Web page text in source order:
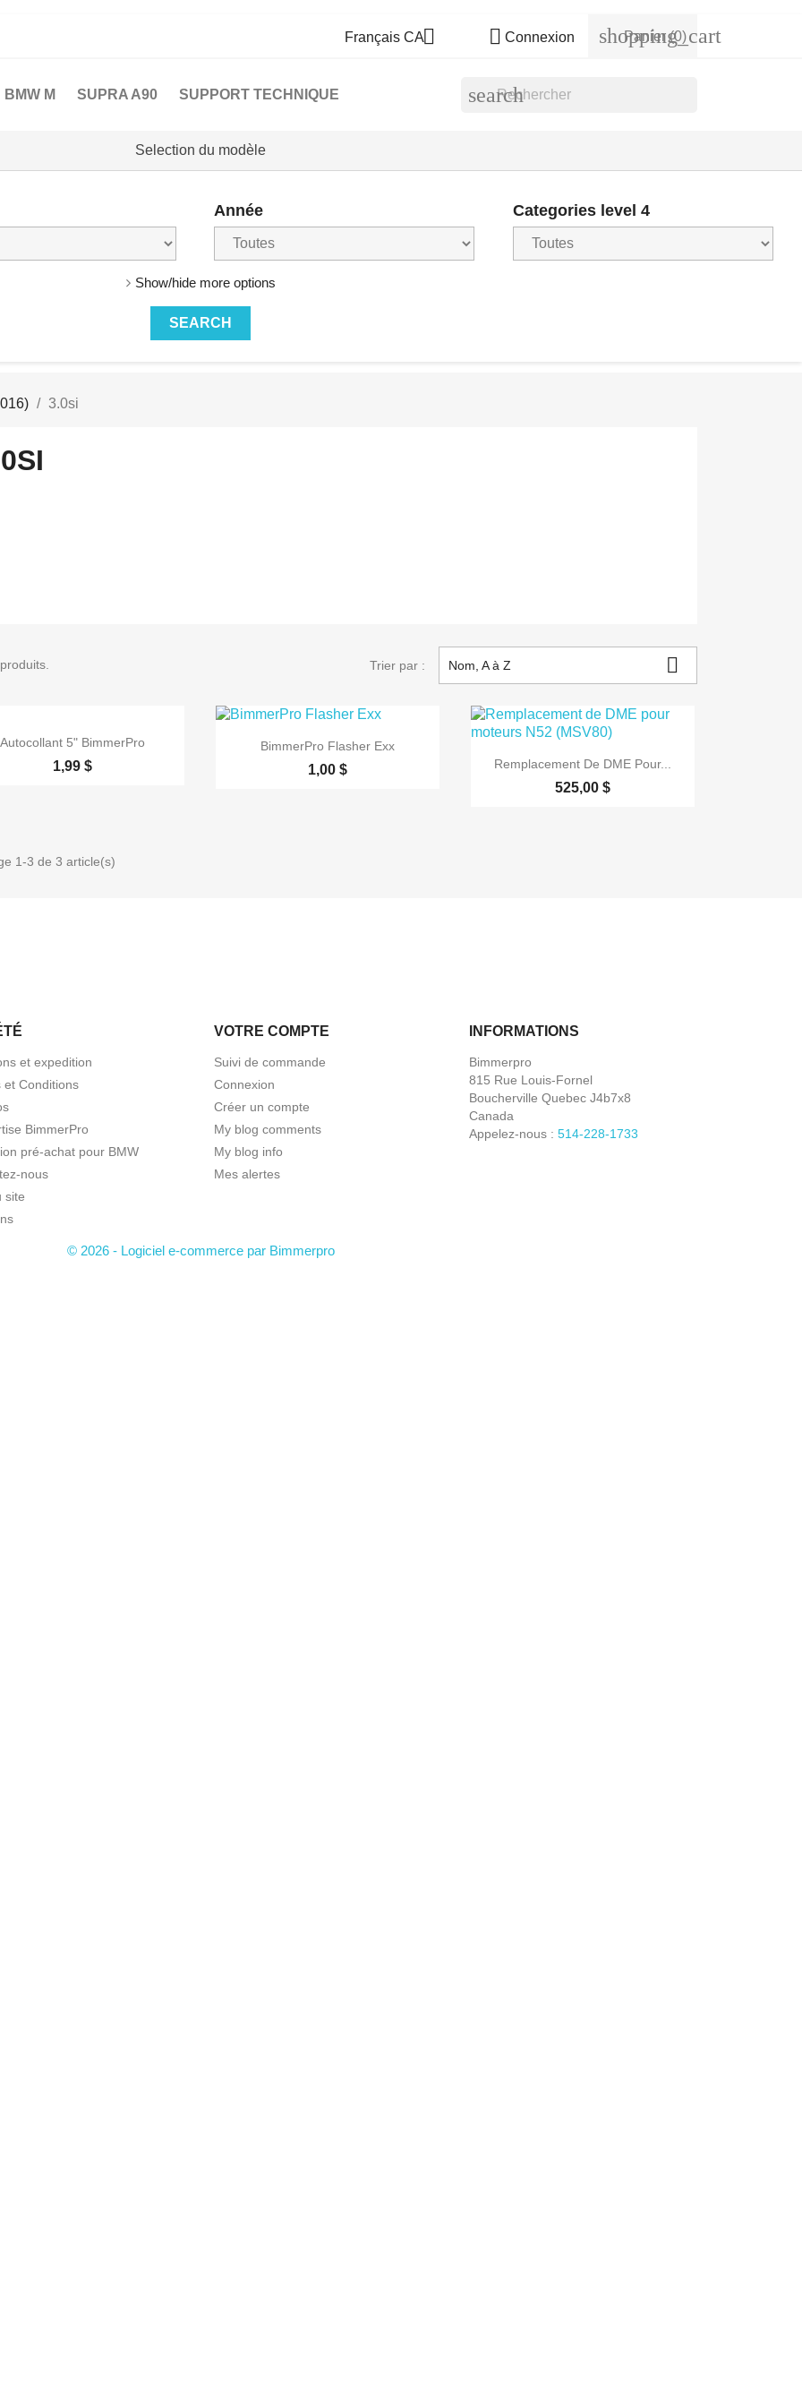
Français CA  Connexion shopping_cart
Panier (0)
BMW M SUPRA A90 SUPPORT TECHNIQUE search
Selection du modèle
Année Categories level 4
Show/hide more options
3.0si
Trier par : Nom, A à Z 
 Aperçu rapide
Autocollant 5" BimmerPro
1,99 $
 Aperçu rapide
BimmerPro Flasher Exx
1,00 $  Aperçu rapide
Remplacement De DME Pour...
525,00 $
1-3 de 3 article(s)
et expedition
et Conditions
BimmerPro
pré-achat pour BMW
nous
site
VOTRE COMPTE
Suivi de commande
Connexion
Créer un compte
My blog comments
My blog info
Mes alertes
INFORMATIONS
Bimmerpro
815 Rue Louis-Fornel
Boucherville Quebec J4b7x8
Canada
Appelez-nous : 514-228-1733
© 2026 - Logiciel e-commerce par Bimmerpro